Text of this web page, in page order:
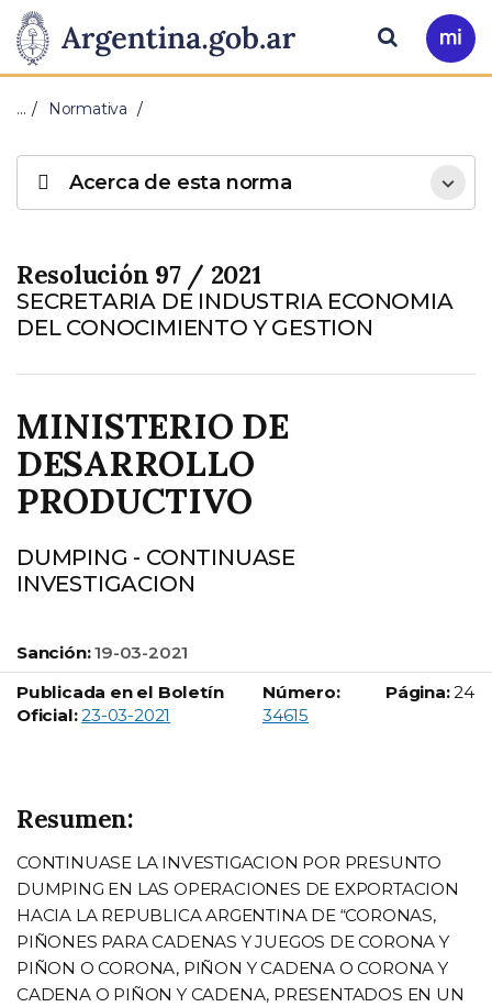
Presidencia
de
Nación
Pasar al contenido principal
Ir
a
Buscar
… Normativa
Resolución 97 / 2021
SECRETARIA DE INDUSTRIA ECONOMIA
DEL CONOCIMIENTO Y GESTION
MINISTERIO DE
DESARROLLO
PRODUCTIVO
DUMPING - CONTINUASE
INVESTIGACION
Sanción: 19-03-2021
Publicada en el Boletín
Oficial: 23-03-2021
Número:
Boletín Oficial número:
34615
Página: 24
Resumen:
CONTINUASE LA INVESTIGACION POR PRESUNTO
DUMPING EN LAS OPERACIONES DE EXPORTACION
HACIA LA REPUBLICA ARGENTINA DE “CORONAS,
PIÑONES PARA CADENAS Y JUEGOS DE CORONA Y
PIÑON O CORONA, PIÑON Y CADENA O CORONA Y
CADENA O PIÑON Y CADENA, PRESENTADOS EN UN
Acerca de esta norma